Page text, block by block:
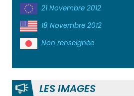
21 Novembre 2012
18 Novembre 2012
Non renseignée
LES IMAGES